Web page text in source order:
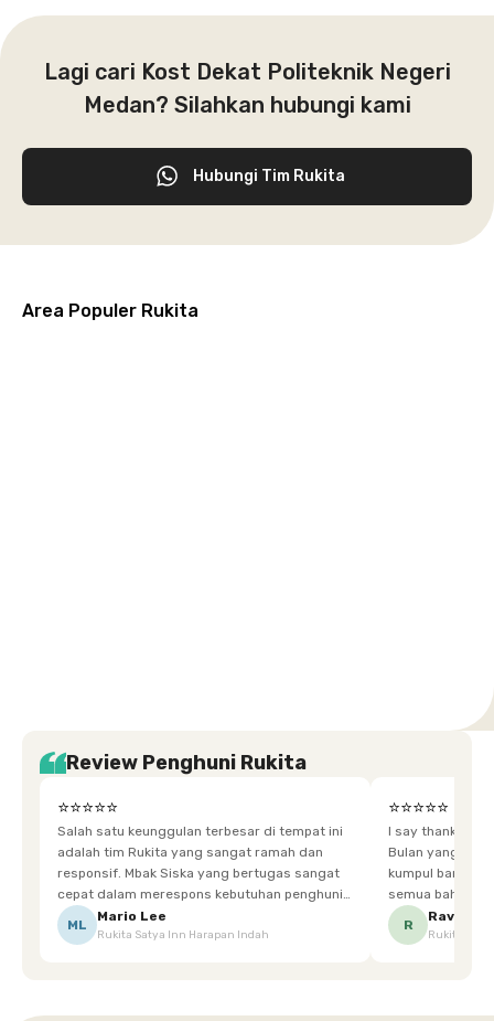
Lagi cari Kost Dekat Politeknik Negeri
Medan? Silahkan hubungi kami
Hubungi Tim Rukita
Area Populer Rukita
Review Penghuni Rukita
⭐⭐⭐⭐⭐
Salah satu keunggulan terbesar di tempat ini
adalah tim Rukita yang sangat ramah dan
responsif. Mbak Siska yang bertugas sangat
cepat dalam merespons kebutuhan penghuni.
Ketika saya meminta keset karena sempat
terpeleset, permintaan tersebut langsung
ML
Mario Lee
Rukita Satya Inn Harapan Indah
⭐⭐⭐⭐⭐
I say thankyou
Bulan yang super happy! banyak
kumpul bareng
semua bahagia
mgkn saran dari air aja & kebersihan lebih di
R
Ravena
Rukita